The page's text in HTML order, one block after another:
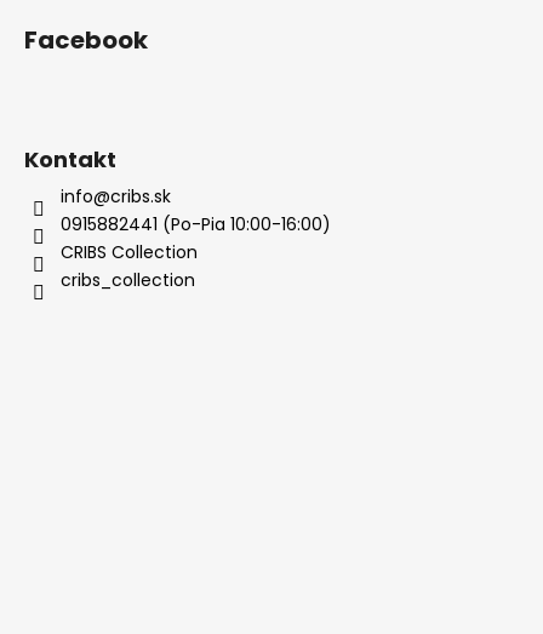
Facebook
Kontakt
info@cribs.sk
0915882441 (Po-Pia 10:00-16:00)
CRIBS Collection
cribs_collection